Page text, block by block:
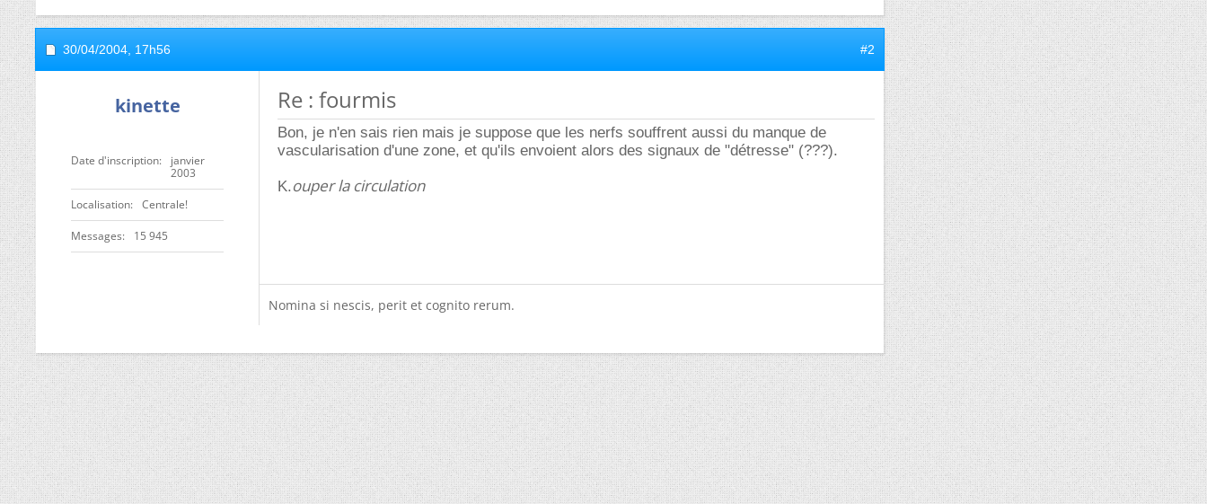
30/04/2004, 17h56 #2
kinette
Date d'inscription
janvier
2003
Localisation Centrale!
Messages 15 945
Re : fourmis
Bon, je n'en sais rien mais je suppose que les nerfs souffrent aussi du manque de
vascularisation d'une zone, et qu'ils envoient alors des signaux de "détresse" (???).
K.ouper la circulation
Nomina si nescis, perit et cognito rerum.